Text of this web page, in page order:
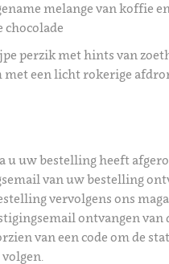
melange van koffie
chocolade
perzik met hints van
met een licht rokerige
u uw bestelling heeft
van uw bestelling
vervolgens ons
ontvangen van
van een code om de